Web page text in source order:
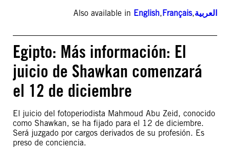
Also available in English,Français,العربية
Egipto: Más información: El
juicio de Shawkan comenzará
el 12 de diciembre
El juicio del fotoperiodista Mahmoud Abu Zeid, conocido
como Shawkan, se ha fijado para el 12 de diciembre.
Será juzgado por cargos derivados de su profesión. Es
preso de conciencia.